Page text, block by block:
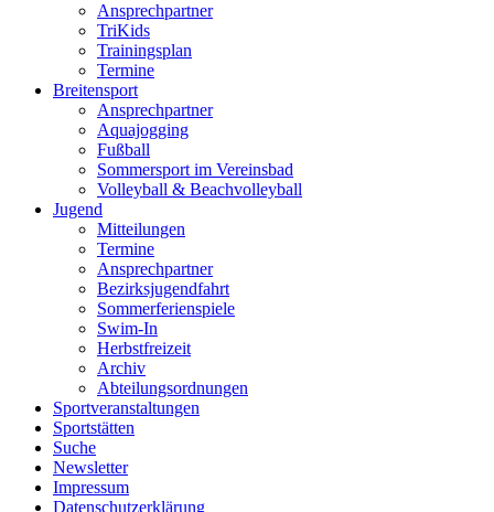
Ansprechpartner
TriKids
Trainingsplan
Termine
Breitensport
Ansprechpartner
Aquajogging
Fußball
Sommersport im Vereinsbad
Volleyball & Beachvolleyball
Jugend
Mitteilungen
Termine
Ansprechpartner
Bezirksjugendfahrt
Sommerferienspiele
Swim-In
Herbstfreizeit
Archiv
Abteilungsordnungen
Sportveranstaltungen
Sportstätten
Suche
Newsletter
Impressum
Datenschutzerklärung